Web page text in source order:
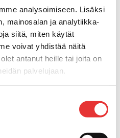
analysoimiseen. Lisäksi
mainosalan ja analytiikka-
siitä, miten käytät
voivat yhdistää näitä
antanut heille tai joita on
palvelujaan.
muovia
kiinnike
kiinnike
törmäyslistat ja kansikate